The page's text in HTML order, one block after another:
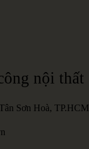
nội thất
Sơn Hoà, TP.HCM